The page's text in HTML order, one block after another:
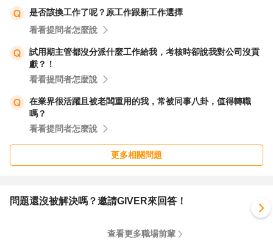
是否該換工作了呢？原工作跟新工作選擇
看看提問者怎麼說
試用期主管都沒分派什麼工作給我，考核時卻說我對公司沒貢
獻？！
看看提問者怎麼說
在業界很活躍且被老闆重用的我，常被同事八卦，值得轉職
嗎？
看看提問者怎麼說
更多相關問題
問題還沒被解決嗎？邀請GIVER來回答！
查看更多職場前輩